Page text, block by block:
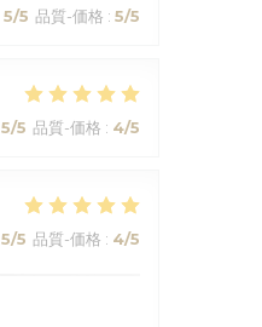
5/5 品質-価格 : 5/5
5/5 品質-価格 : 4/5
5/5 品質-価格 : 4/5